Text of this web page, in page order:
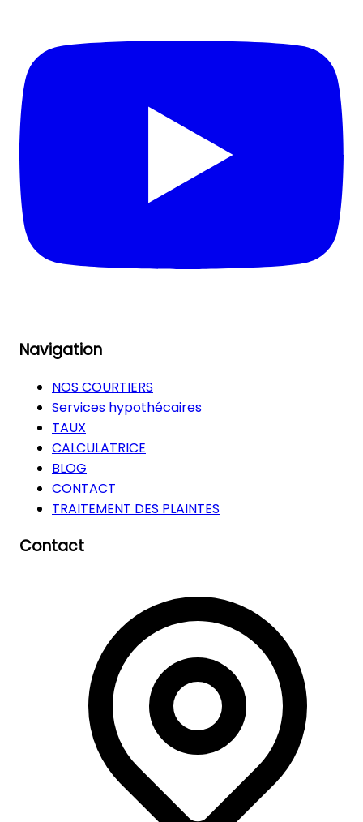
Navigation
NOS COURTIERS
Services hypothécaires
TAUX
CALCULATRICE
BLOG
CONTACT
TRAITEMENT DES PLAINTES
Contact